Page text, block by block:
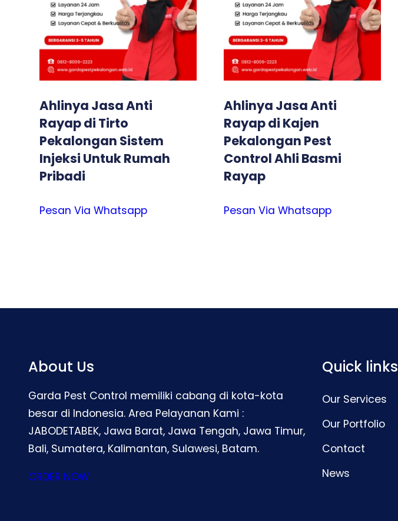
Ahlinya Jasa Anti
Rayap di Tirto
Pekalongan Sistem
Injeksi Untuk Rumah
Pribadi
Pesan Via Whatsapp
Ahlinya Jasa Anti
Rayap di Kajen
Pekalongan Pest
Control Ahli Basmi
Rayap
Pesan Via Whatsapp
About Us
Garda Pest Control memiliki cabang di kota-kota
besar di Indonesia. Area Pelayanan Kami :
JABODETABEK, Jawa Barat, Jawa Tengah, Jawa Timur,
Bali, Sumatera, Kalimantan, Sulawesi, Batam.
ORDER NOW
Quick links
Our Services
Our Portfolio
Contact
News